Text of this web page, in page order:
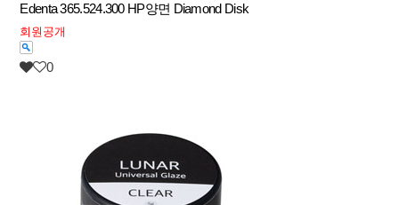
Edenta 365.524.300 HP양면 Diamond Disk
회원공개
0